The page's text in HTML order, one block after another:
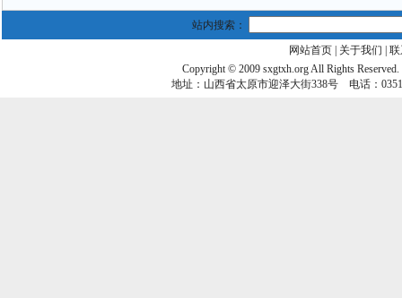
站内搜索：
网站首页
关于我们
Copyright © 2009 sxgtxh.org All Rights
地址：山西省太原市迎泽大街338号 电话：